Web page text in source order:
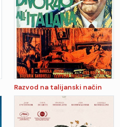
Razvod na talijanski način